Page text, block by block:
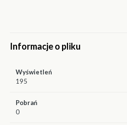
Informacje o pliku
Wyświetleń
195
Pobrań
0